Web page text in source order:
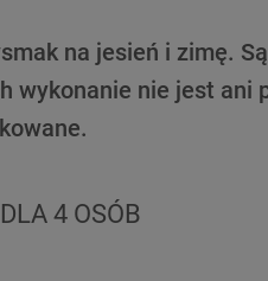
na jesień i zimę.
wykonanie nie jest ani
4 OSÓB